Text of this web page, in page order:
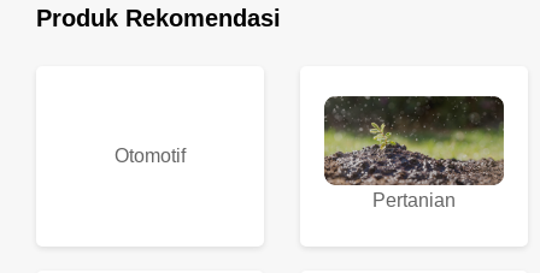
Produk Rekomendasi
Otomotif
Pertanian